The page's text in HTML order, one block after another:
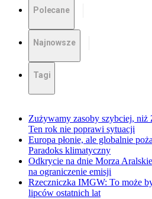
Polecane
Najnowsze
Tagi
Zużywamy zasoby szybciej, niż
Ten rok nie poprawi sytuacji
Europa płonie, ale globalnie
Paradoks klimatyczny
Odkrycie na dnie Morza
na ograniczenie emisji
Rzeczniczka IMGW: To może
lipców ostatnich lat